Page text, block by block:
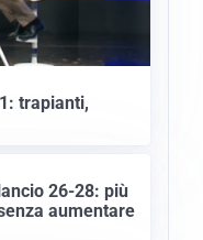
trapianti,
26-28: più
aumentare